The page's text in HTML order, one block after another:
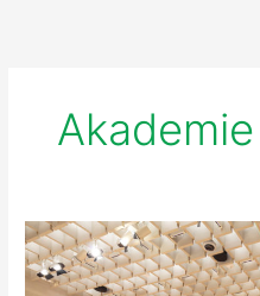
Akademie
Objektbestuhlung
für
kleine